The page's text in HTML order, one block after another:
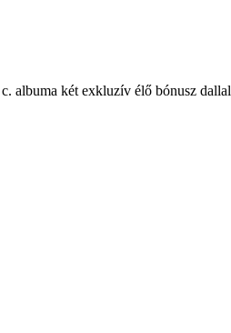
albuma két exkluzív élő bónusz dallal